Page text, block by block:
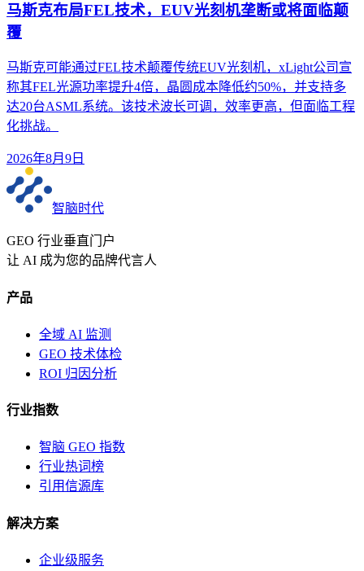
马斯克布局FEL技术，EUV光刻机垄断或将面临颠
覆
马斯克可能通过FEL技术颠覆传统EUV光刻机，xLight公司宣
称其FEL光源功率提升4倍，晶圆成本降低约50%，并支持多
达20台ASML系统。该技术波长可调，效率更高，但面临工程
化挑战。
2026年8月9日
智脑时代
GEO 行业垂直门户
让 AI 成为您的品牌代言人
产品
全域 AI 监测
GEO 技术体检
ROI 归因分析
行业指数
智脑 GEO 指数
行业热词榜
引用信源库
解决方案
企业级服务